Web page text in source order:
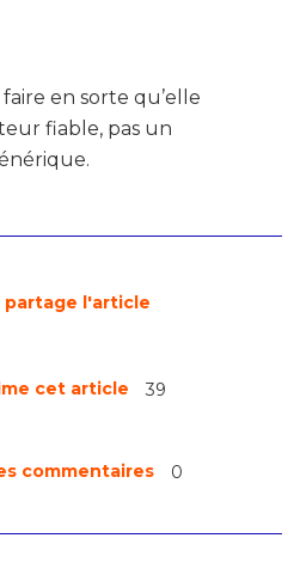
faire en sorte qu’elle
fiable, pas un
partage l'article
cet article 39
commentaires 0